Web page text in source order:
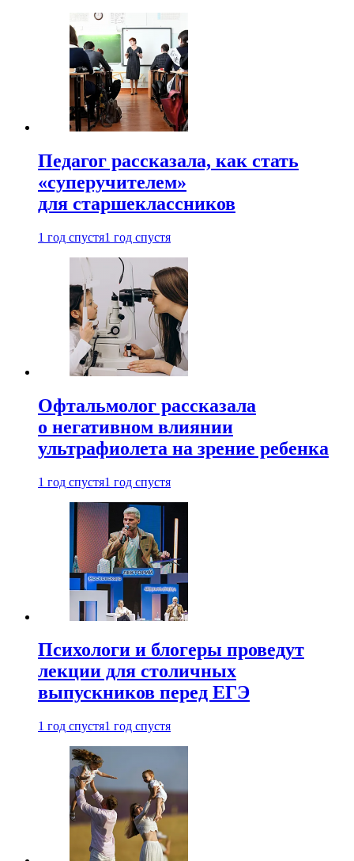
Педагог рассказала, как стать
«суперучителем»
для старшеклассников
1 год спустя1 год спустя
Офтальмолог рассказала
о негативном влиянии
ультрафиолета на зрение ребенка
1 год спустя1 год спустя
Психологи и блогеры проведут
лекции для столичных
выпускников перед ЕГЭ
1 год спустя1 год спустя